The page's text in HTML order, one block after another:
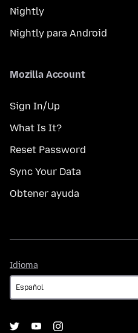
Nightly
Nightly para Android
Mozilla Account
Sign In/Up
What Is It?
Reset Password
Sync Your Data
Obtener ayuda
Idioma